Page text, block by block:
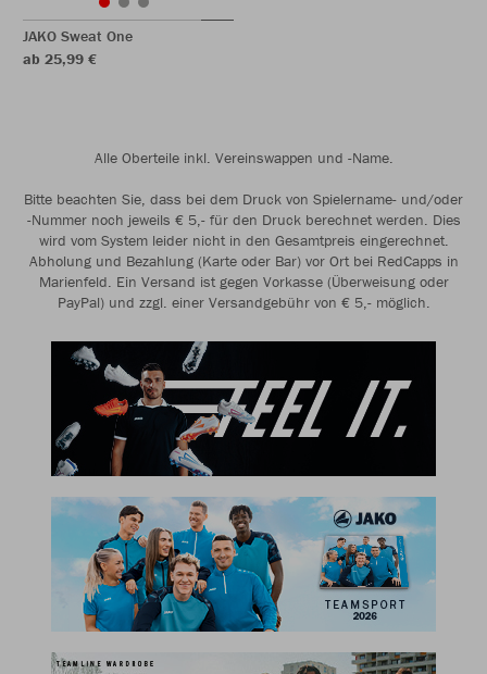
JAKO Sweat One
ab 25,99 €
Alle Oberteile inkl. Vereinswappen und -Name.
Bitte beachten Sie, dass bei dem Druck von Spielername- und/oder
-Nummer noch jeweils € 5,- für den Druck berechnet werden. Dies
wird vom System leider nicht in den Gesamtpreis eingerechnet.
Abholung und Bezahlung (Karte oder Bar) vor Ort bei RedCapps in
Marienfeld. Ein Versand ist gegen Vorkasse (Überweisung oder
PayPal) und zzgl. einer Versandgebühr von € 5,- möglich.